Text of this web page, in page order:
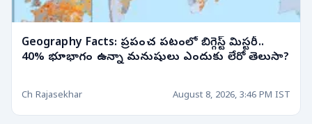
Geography Facts: ప్రపంచ పటంలో బిగ్గెస్ట్ మిస్టరీ..
40% భూభాగం ఉన్నా మనుషులు ఎందుకు లేరో తెలుసా?
Ch Rajasekhar August 8, 2026, 3:46 PM IST